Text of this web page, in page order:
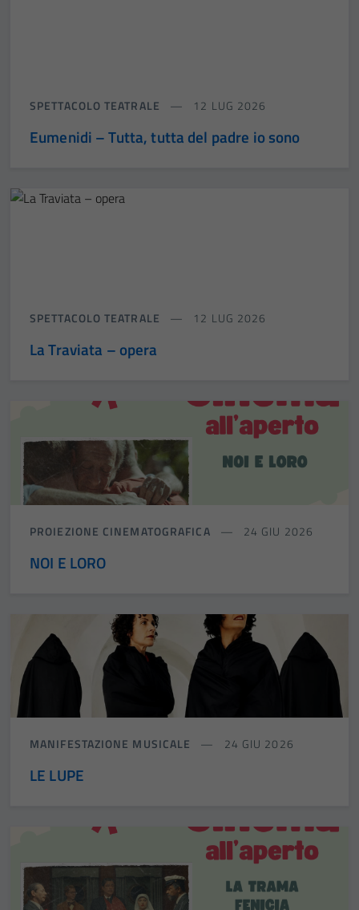
SPETTACOLO TEATRALE 12 LUG 2026
Eumenidi – Tutta, tutta del padre io sono
SPETTACOLO TEATRALE 12 LUG 2026
La Traviata – opera
PROIEZIONE CINEMATOGRAFICA 24 GIU 2026
NOI E LORO
MANIFESTAZIONE MUSICALE 24 GIU 2026
LE LUPE